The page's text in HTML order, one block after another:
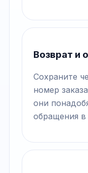
Возврат и
Сохраните
номер
они
обращения